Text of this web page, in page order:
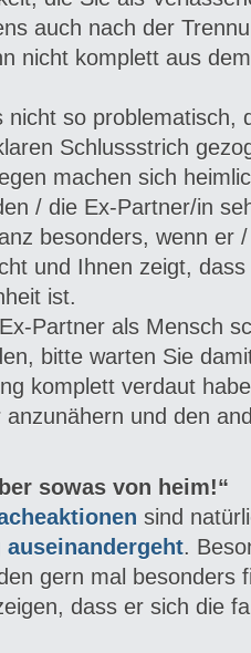
auch nach der
nicht komplett aus
nicht so problematisch,
Schlussstrich
machen sich
/ die Ex-Partner/in
besonders, wenn er
und Ihnen zeigt,
ist.
Partner als Mensch
bitte warten Sie
komplett verdaut
anzunähern und den
sowas von heim!“
sind
.
gern mal besonders
dass er sich die